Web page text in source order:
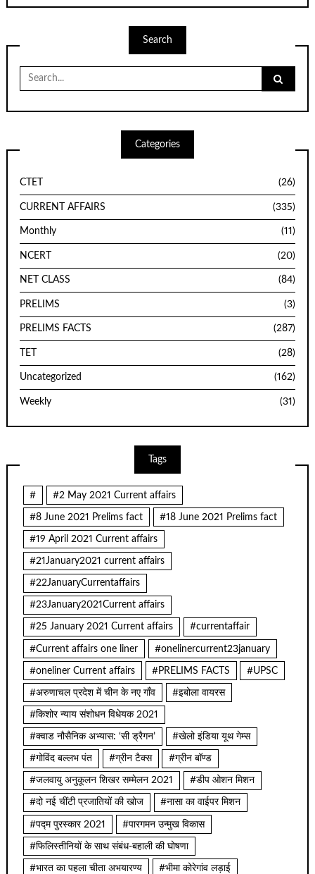
Search
Search
for:
Categories
CTET (26)
CURRENT AFFAIRS (335)
Monthly (11)
NCERT (20)
NET CLASS (84)
PRELIMS (3)
PRELIMS FACTS (287)
TET (28)
Uncategorized (162)
Weekly (31)
Tags
# #2 May 2021 Current affairs
#8 June 2021 Prelims fact #18 June 2021 Prelims fact
#19 April 2021 Current affairs
#21January2021 current affairs
#22JanuaryCurrentaffairs
#23January2021Current affairs
#25 January 2021 Current affairs #currentaffair
#Current affairs one liner #onelinercurrent23january
#oneliner Current affairs #PRELIMS FACTS #UPSC
#अरुणाचल प्रदेश में चीन के नए गाँव #इबोला वायरस
#किशोर न्याय संशोधन विधेयक 2021
#क्वाड नौसैनिक अभ्यास: ‘सी ड्रैगन’ #खेलो इंडिया यूथ गेम्स
#गोविंद बल्लभ पंत #ग्रीन टैक्स #ग्रीन बॉण्ड
#जलवायु अनुकूलन शिखर सम्मेलन 2021 #डीप ओशन मिशन
#दो नई चींटी प्रजातियों की खोज #नासा का वाईपर मिशन
#पद्म पुरस्कार 2021 #पारगमन उन्मुख विकास
#फिलिस्तीनियों के साथ संबंध-बहाली की घोषणा
#भारत का पहला चीता अभयारण्य #भीमा कोरेगांव लड़ाई